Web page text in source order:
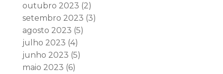
outubro 2023 (2)
setembro 2023 (3)
agosto 2023 (5)
julho 2023 (4)
junho 2023 (5)
maio 2023 (6)